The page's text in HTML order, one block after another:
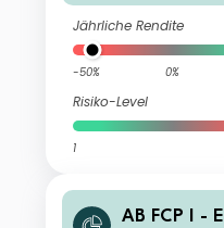
Jährliche Rendite
-50% 0%
Risiko-Level
1
AB FCP I -